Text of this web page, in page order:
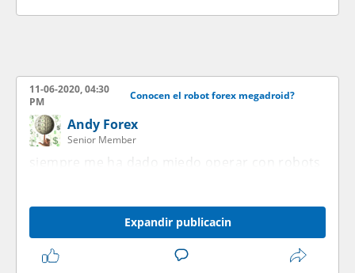
11-06-2020, 04:30
PM
Conocen el robot forex megadroid?
Andy Forex
Senior Member
siempre me ha dado miedo operar con robots
Expandir publicacin